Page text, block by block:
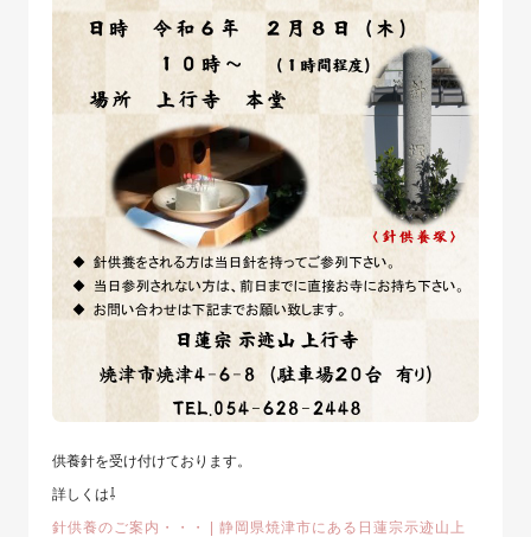
供養針を受け付けております。
詳しくは⇩
針供養のご案内・・・ | 静岡県焼津市にある日蓮宗示迹山上